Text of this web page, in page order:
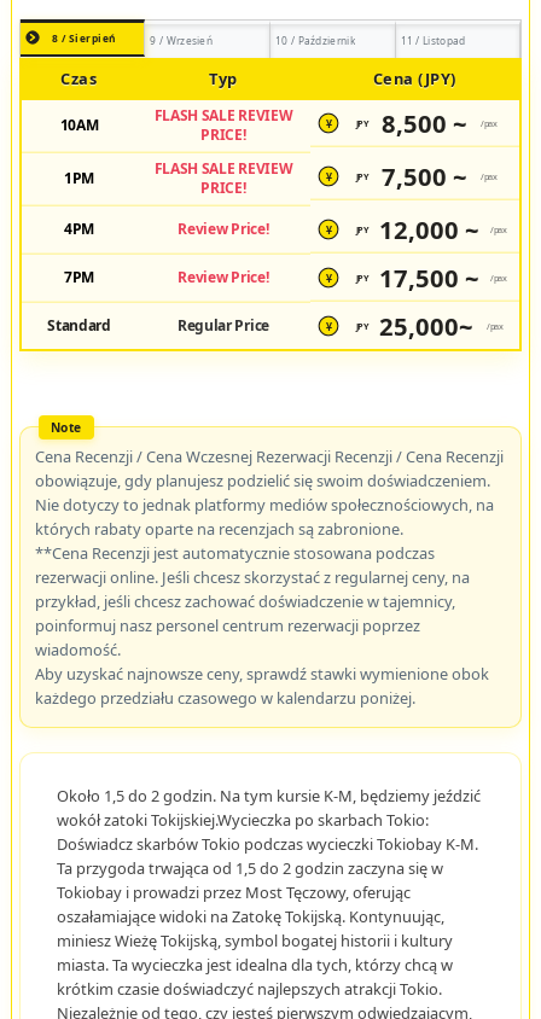
8 / Sierpień 9 / Wrzesień 10 / Październik 11 / Listopad
Czas Typ Cena (JPY)
10AM
FLASH SALE REVIEW
PRICE!
¥ JPY 8,500 ~ /pax
1PM
FLASH SALE REVIEW
PRICE!
¥ JPY 7,500 ~ /pax
4PM Review Price! ¥ JPY 12,000 ~ /pax
7PM Review Price! ¥ JPY 17,500 ~ /pax
Standard Regular Price ¥ JPY 25,000~ /pax
Cena Recenzji / Cena Wczesnej Rezerwacji Recenzji / Cena Recenzji
obowiązuje, gdy planujesz podzielić się swoim doświadczeniem.
Nie dotyczy to jednak platformy mediów społecznościowych, na
których rabaty oparte na recenzjach są zabronione.
**Cena Recenzji jest automatycznie stosowana podczas
rezerwacji online. Jeśli chcesz skorzystać z regularnej ceny, na
przykład, jeśli chcesz zachować doświadczenie w tajemnicy,
poinformuj nasz personel centrum rezerwacji poprzez
wiadomość.
Aby uzyskać najnowsze ceny, sprawdź stawki wymienione obok
każdego przedziału czasowego w kalendarzu poniżej.
Około 1,5 do 2 godzin. Na tym kursie K-M, będziemy jeździć
wokół zatoki Tokijskiej.Wycieczka po skarbach Tokio:
Doświadcz skarbów Tokio podczas wycieczki Tokiobay K-M.
Ta przygoda trwająca od 1,5 do 2 godzin zaczyna się w
Tokiobay i prowadzi przez Most Tęczowy, oferując
oszałamiające widoki na Zatokę Tokijską. Kontynuując,
miniesz Wieżę Tokijską, symbol bogatej historii i kultury
miasta. Ta wycieczka jest idealna dla tych, którzy chcą w
krótkim czasie doświadczyć najlepszych atrakcji Tokio.
Niezależnie od tego, czy jesteś pierwszym odwiedzającym,